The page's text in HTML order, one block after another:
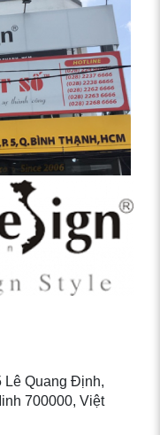
Lê Quang Định,
700000, Việt